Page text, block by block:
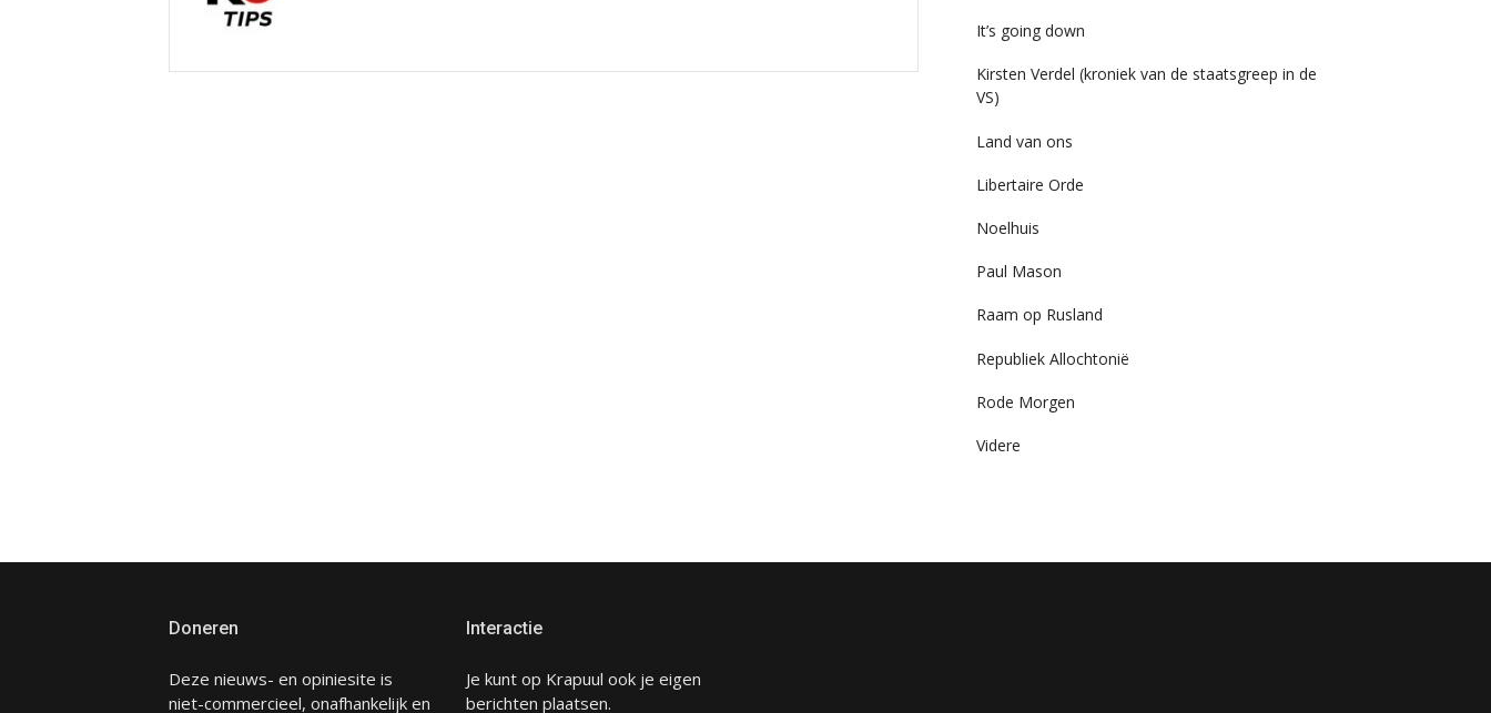
It’s going down
Kirsten Verdel (kroniek van de staatsgreep in de
VS)
Land van ons
Libertaire Orde
Noelhuis
Paul Mason
Raam op Rusland
Republiek Allochtonië
Rode Morgen
Videre
Doneren
Deze nieuws- en opiniesite is
niet-commercieel, onafhankelijk en
Interactie
Je kunt op Krapuul ook je eigen
berichten plaatsen.